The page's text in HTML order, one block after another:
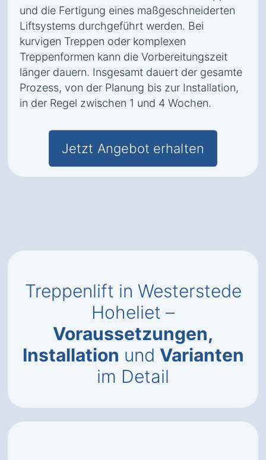
und die Fertigung eines maßgeschneiderten
Liftsystems durchgeführt werden. Bei
kurvigen Treppen oder komplexen
Treppenformen kann die Vorbereitungszeit
länger dauern. Insgesamt dauert der gesamte
Prozess, von der Planung bis zur Installation,
in der Regel zwischen 1 und 4 Wochen.
Jetzt Angebot erhalten
Treppenlift in Westerstede
Hoheliet –
Voraussetzungen,
Installation und Varianten
im Detail